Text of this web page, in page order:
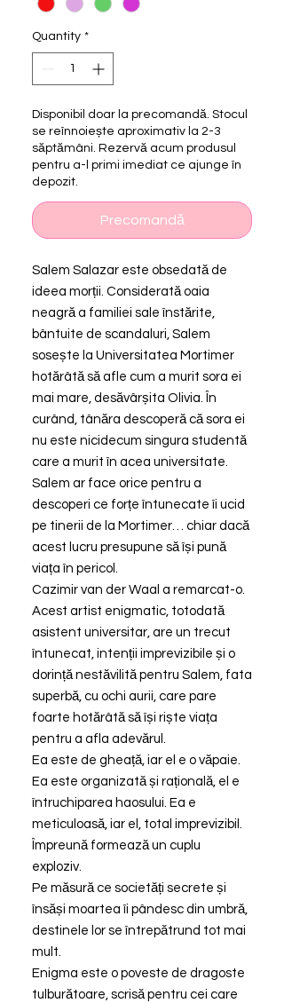
Quantity *
Disponibil doar la precomandă. Stocul
se reînnoiește aproximativ la 2-3
săptămâni. Rezervă acum produsul
pentru a-l primi imediat ce ajunge în
depozit.
Precomandă
Salem Salazar este obsedată de
ideea morții. Considerată oaia
neagră a familiei sale înstărite,
bântuite de scandaluri, Salem
sosește la Universitatea Mortimer
hotărâtă să afle cum a murit sora ei
mai mare, desăvârșita Olivia. În
curând, tânăra descoperă că sora ei
nu este nicidecum singura studentă
care a murit în acea universitate.
Salem ar face orice pentru a
descoperi ce forțe întunecate îi ucid
pe tinerii de la Mortimer… chiar dacă
acest lucru presupune să își pună
viața în pericol.
Cazimir van der Waal a remarcat-o.
Acest artist enigmatic, totodată
asistent universitar, are un trecut
întunecat, intenții imprevizibile și o
dorință nestăvilită pentru Salem, fata
superbă, cu ochi aurii, care pare
foarte hotărâtă să își riște viața
pentru a afla adevărul.
Ea este de gheață, iar el e o văpaie.
Ea este organizată și rațională, el e
întruchiparea haosului. Ea e
meticuloasă, iar el, total imprevizibil.
Împreună formează un cuplu
exploziv.
Pe măsură ce societăți secrete și
însăși moartea îi pândesc din umbră,
destinele lor se întrepătrund tot mai
mult.
Enigma este o poveste de dragoste
tulburătoare, scrisă pentru cei care